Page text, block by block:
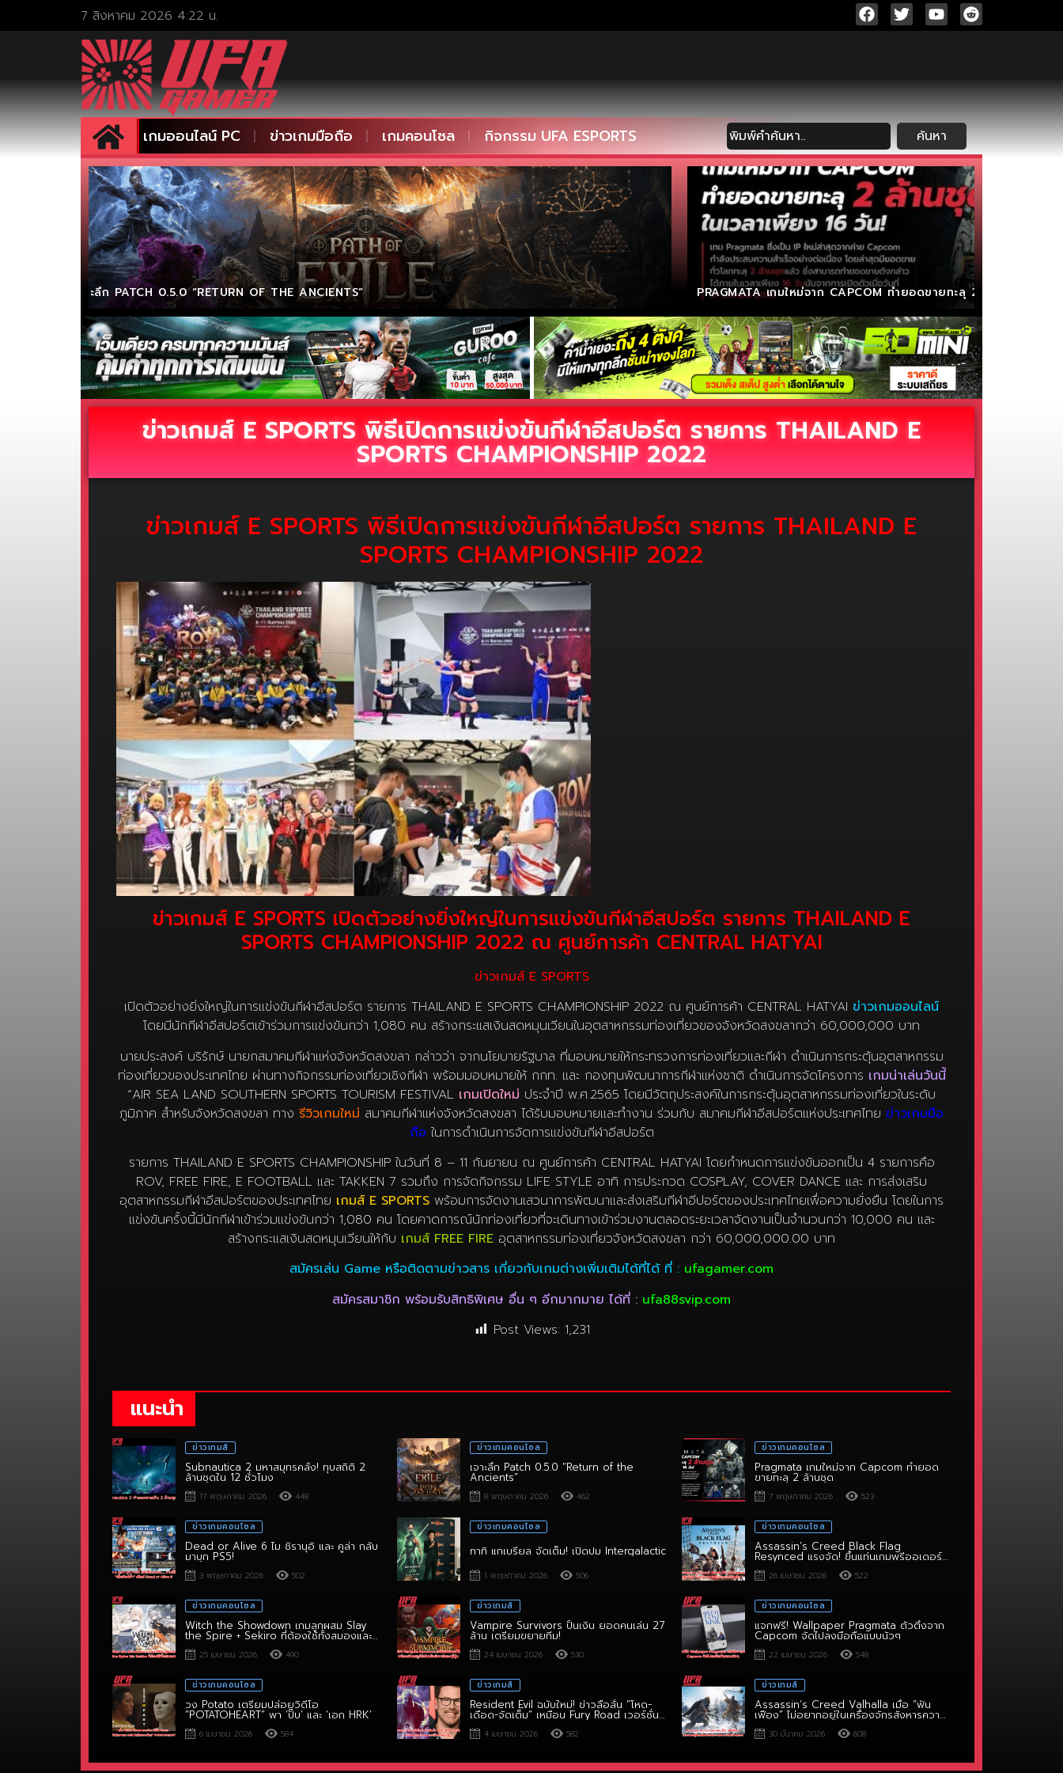
7 สิงหาคม 2026 4:22 น.
เกมออนไลน์ PC ข่าวเกมมือถือ เกมคอนโซล กิจกรรม UFA ESPORTS ค้นหา
เจาะลึก PATCH 0.5.0 “RETURN OF THE ANCIENTS” PRAGMATA เกมใหม่จาก CAPCOM ทำยอดขายทะลุ 2 ล้านชุด
ข่าวเกมส์ E SPORTS พิธีเปิดการแข่งขันกีฬาอีสปอร์ต รายการ THAILAND E
SPORTS CHAMPIONSHIP 2022
ข่าวเกมส์ E SPORTS พิธีเปิดการแข่งขันกีฬาอีสปอร์ต รายการ THAILAND E
SPORTS CHAMPIONSHIP 2022
ข่าวเกมส์ E SPORTS เปิดตัวอย่างยิ่งใหญ่ในการแข่งขันกีฬาอีสปอร์ต รายการ THAILAND E
SPORTS CHAMPIONSHIP 2022 ณ ศูนย์การค้า CENTRAL HATYAI
ข่าวเกมส์ E SPORTS
เปิดตัวอย่างยิ่งใหญ่ในการแข่งขันกีฬาอีสปอร์ต รายการ THAILAND E SPORTS CHAMPIONSHIP 2022 ณ ศูนย์การค้า CENTRAL HATYAI ข่าวเกมออนไลน์
โดยมีนักกีฬาอีสปอร์ตเข้าร่วมการแข่งขันกว่า 1,080 คน สร้างกระแสเงินสดหมุนเวียนในอุตสาหกรรมท่องเที่ยวของจังหวัดสงขลากว่า 60,000,000 บาท
นายประสงค์ บริรักษ์ นายกสมาคมกีฬาแห่งจังหวัดสงขลา กล่าวว่า จากนโยบายรัฐบาล ที่มอบหมายให้กระทรวงการท่องเที่ยวและกีฬา ดำเนินการกระตุ้นอุตสาหกรรม
ท่องเที่ยวของประเทศไทย ผ่านทางกิจกรรมท่องเที่ยวเชิงกีฬา พร้อมมอบหมายให้ กกท. และ กองทุนพัฒนาการกีฬาแห่งชาติ ดำเนินการจัดโครงการ เกมน่าเล่นวันนี้
“AIR SEA LAND SOUTHERN SPORTS TOURISM FESTIVAL เกมเปิดใหม่ ประจำปี พ.ศ.2565 โดยมีวัตถุประสงค์ในการกระตุ้นอุตสาหกรรมท่องเที่ยวในระดับ
ภูมิภาค สำหรับจังหวัดสงขลา ทาง รีวิวเกมใหม่ สมาคมกีฬาแห่งจังหวัดสงขลา ได้รับมอบหมายและทำงาน ร่วมกับ สมาคมกีฬาอีสปอร์ตแห่งประเทศไทย ข่าวเกมมือ
ถือ ในการดำเนินการจัดการแข่งขันกีฬาอีสปอร์ต
รายการ THAILAND E SPORTS CHAMPIONSHIP ในวันที่ 8 – 11 กันยายน ณ ศูนย์การค้า CENTRAL HATYAI โดยกำหนดการแข่งขันออกเป็น 4 รายการคือ
ROV, FREE FIRE, E FOOTBALL และ TAKKEN 7 รวมถึง การจัดกิจกรรม LIFE STYLE อาทิ การประกวด COSPLAY, COVER DANCE และ การส่งเสริม
อุตสาหกรรมกีฬาอีสปอร์ตของประเทศไทย เกมส์ E SPORTS พร้อมการจัดงานเสวนาการพัฒนาและส่งเสริมกีฬาอีปอร์ตของประเทศไทยเพื่อความยั่งยืน โดยในการ
แข่งขันครั้งนี้มีนักกีฬาเข้าร่วมแข่งขันกว่า 1,080 คน โดยคาดการณ์นักท่องเที่ยวที่จะเดินทางเข้าร่วมงานตลอดระยะเวลาจัดงานเป็นจำนวนกว่า 10,000 คน และ
สร้างกระแสเงินสดหมุนเวียนให้กับ เกมส์ FREE FIRE อุตสาหกรรมท่องเที่ยวจังหวัดสงขลา กว่า 60,000,000.00 บาท
สมัครเล่น Game หรือติดตามข่าวสาร เกี่ยวกับเกมต่างเพิ่มเติมได้ที่ได้ ที่ : ufagamer.com
สมัครสมาชิก พร้อมรับสิทธิพิเศษ อื่น ๆ อีกมากมาย ได้ที่ : ufa88svip.com
Post Views: 1,231
แนะนำ
ข่าวเกมส์
Subnautica 2 มหาสมุทรคลั่ง! ทุบสถิติ 2
ล้านชุดใน 12 ชั่วโมง
17 พฤษภาคม 2026 448
ข่าวเกมคอนโซล
เจาะลึก Patch 0.5.0 “Return of the
Ancients”
8 พฤษภาคม 2026 462
ข่าวเกมคอนโซล
Pragmata เกมใหม่จาก Capcom ทำยอด
ขายทะลุ 2 ล้านชุด
7 พฤษภาคม 2026 523
ข่าวเกมคอนโซล
Dead or Alive 6 ไม ชิรานุอิ และ คูล่า กลับ
มาบุก PS5!
3 พฤษภาคม 2026 502
ข่าวเกมคอนโซล
ทาทิ แกเบรียล จัดเต็ม! เปิดปม Intergalactic
1 พฤษภาคม 2026 506
ข่าวเกมคอนโซล
Assassin’s Creed Black Flag
Resynced แรงจัด! ขึ้นแท่นเกมพรีออเดอร์
อันดับ 1
26 เมษายน 2026 522
ข่าวเกมคอนโซล
Witch the Showdown เกมลูกผสม Slay
the Spire + Sekiro ที่ต้องใช้ทั้งสมองและ
ไหวพริบ!
25 เมษายน 2026 490
ข่าวเกมส์
Vampire Survivors ปั้นเงิน ยอดคนเล่น 27
ล้าน เตรียมขยายทีม!
24 เมษายน 2026 530
ข่าวเกมคอนโซล
แจกฟรี! Wallpaper Pragmata ตัวตึงจาก
Capcom จัดไปลงมือถือแบบนัวๆ
22 เมษายน 2026 548
ข่าวเกมคอนโซล
วง Potato เตรียมปล่อยวิดีโอ
“POTATOHEART” พา ‘ปั๊บ’ และ ‘เอก HRK’
6 เมษายน 2026 584
ข่าวเกมส์
Resident Evil ฉบับใหม่! ข่าวลือลั่น “โหด-
เดือด-จัดเต็ม” เหมือน Fury Road เวอร์ชั่น
สยองขวัญ!
4 เมษายน 2026 582
ข่าวเกมส์
Assassin’s Creed Valhalla เมื่อ “ฟัน
เฟือง” ไม่อยากอยู่ในเครื่องจักรสังหารความ
คิดสร้างสรรค์
30 มีนาคม 2026 608